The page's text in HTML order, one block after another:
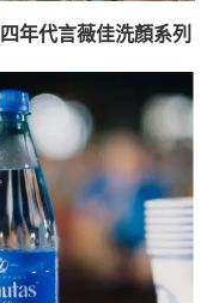
年代言薇佳洗顏系列